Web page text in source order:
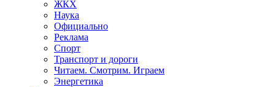
ЖКХ
Наука
Официально
Реклама
Спорт
Транспорт и дороги
Читаем. Смотрим. Играем
Энергетика